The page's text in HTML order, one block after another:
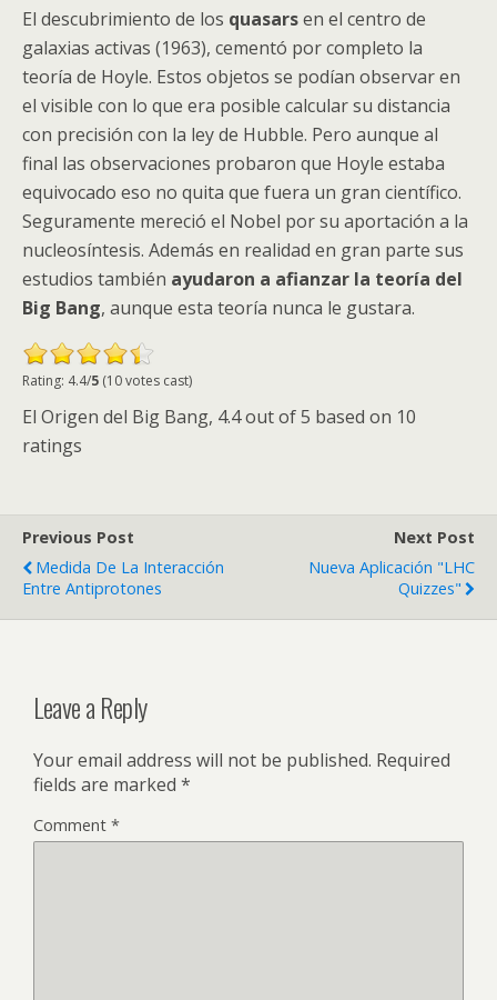
El descubrimiento de los quasarsen el centro de
galaxias activas (1963), cementó por completo la
teoría de Hoyle. Estos objetos se podían observar en
el visible con lo que era posible calcular su distancia
con precisión con la ley de Hubble. Pero aunque al
final las observaciones probaron que Hoyle estaba
equivocado eso no quita que fuera un gran científico.
Seguramente mereció el Nobel por su aportación a la
nucleosíntesis. Además en realidad en gran parte sus
estudios también ayudaron a afianzar la teoría del
Big Bang, aunque esta teoría nunca le gustara.
Rating: 4.4/5 (10 votes cast)
El Origen del Big Bang, 4.4out of5 based on 10
ratings
Previous Post
Medida De La Interacción
Entre Antiprotones
Next Post
Nueva Aplicación "LHC
Quizzes"
Leave a Reply
Your email address will not be published. Required
fields are marked *
Comment *